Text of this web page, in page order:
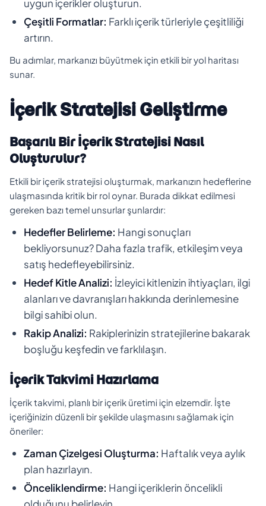
uygun içerikler oluşturun.
Çeşitli Formatlar: Farklı içerik türleriyle çeşitliliği
artırın.
Bu adımlar, markanızı büyütmek için etkili bir yol haritası
sunar.
İçerik Stratejisi Geliştirme
Başarılı Bir İçerik Stratejisi Nasıl
Oluşturulur?
Etkili bir içerik stratejisi oluşturmak, markanızın hedeflerine
ulaşmasında kritik bir rol oynar. Burada dikkat edilmesi
gereken bazı temel unsurlar şunlardır:
Hedefler Belirleme: Hangi sonuçları
bekliyorsunuz? Daha fazla trafik, etkileşim veya
satış hedefleyebilirsiniz.
Hedef Kitle Analizi: İzleyici kitlenizin ihtiyaçları, ilgi
alanları ve davranışları hakkında derinlemesine
bilgi sahibi olun.
Rakip Analizi: Rakiplerinizin stratejilerine bakarak
boşluğu keşfedin ve farklılaşın.
İçerik Takvimi Hazırlama
İçerik takvimi, planlı bir içerik üretimi için elzemdir. İşte
içeriğinizin düzenli bir şekilde ulaşmasını sağlamak için
öneriler:
Zaman Çizelgesi Oluşturma: Haftalık veya aylık
plan hazırlayın.
Önceliklendirme: Hangi içeriklerin öncelikli